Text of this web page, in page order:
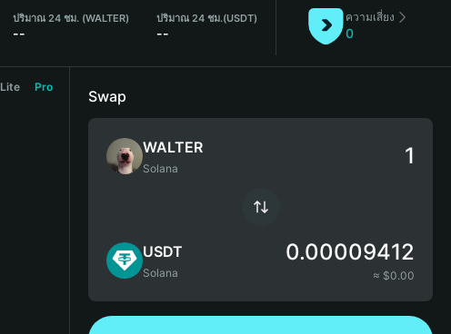
ปริมาณ 24 ชม. (WALTER)
--
ปริมาณ 24 ชม.(USDT)
--
ความเสี่ยง
0
Lite Pro
Swap
WALTER
Solana
USDT
Solana
0.00009412
≈ $0.00